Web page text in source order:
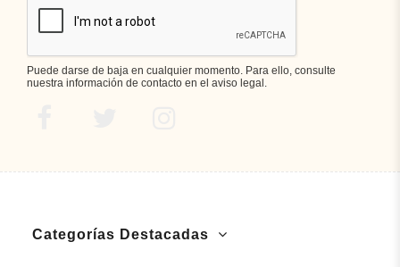
Puede darse de baja en cualquier momento. Para ello, consulte
nuestra información de contacto en el aviso legal.
Categorías Destacadas